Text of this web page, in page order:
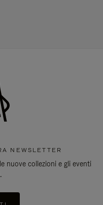
NEWSLETTER
nuove collezioni e gli eventi